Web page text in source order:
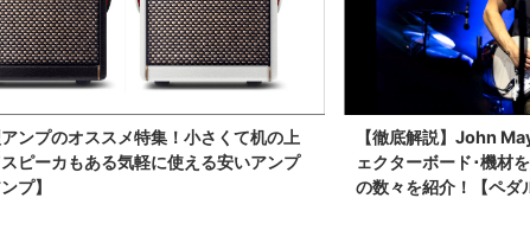
ンプのオススメ特集！小さくて机の上
ピーカもある気軽に使える安いアンプ
プ】
【徹底解説】John
ェクターボード･機材
の数々を紹介！【ペダ